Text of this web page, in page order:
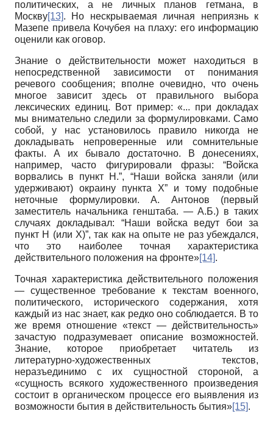
политических, а не личных планов гетмана, в
Москву[13]. Но нескрываемая личная неприязнь к
Мазепе привела Кочубея на плаху: его информацию
оценили как оговор.
Знание о действительности может находиться в
непосредственной зависимости от понимания
речевого сообщения; вполне очевидно, что очень
многое зависит здесь от правильного выбора
лексических единиц. Вот пример: «... при докладах
мы внимательно следили за формулировками. Само
собой, у нас установилось правило никогда не
докладывать непроверенные или сомнительные
факты. А их бывало достаточно. В донесениях,
например, часто фигурировали фразы: “Войска
ворвались в пункт Н.”, “Наши войска заняли (или
удерживают) окраину пункта Х” и тому подобные
неточные формулировки. А. Антонов (первый
заместитель начальника генштаба. — А.Б.) в таких
случаях докладывал: “Наши войска ведут бои за
пункт Н (или Х)”, так как на опыте не раз убеждался,
что это наиболее точная характеристика
действительного положения на фронте»[14].
Точная характеристика действительного положения
— существенное требование к текстам военного,
политического, исторического содержания, хотя
каждый из нас знает, как редко оно соблюдается. В то
же время отношение «текст — действительность»
зачастую подразумевает описание возможностей.
Знание, которое приобретает читатель из
литературно-художественных текстов,
неразъединимо с их сущностной стороной, а
«сущность всякого художественного произведения
состоит в органическом процессе его выявления из
возможности бытия в действительность бытия»[15].